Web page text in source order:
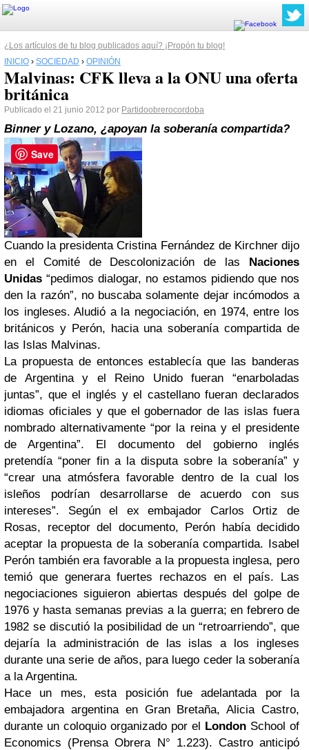
¿Los artículos de tu blog publicados aquí? ¡Propón tu blog!
INICIO › SOCIEDAD › OPINIÓN
Malvinas: CFK lleva a la ONU una oferta
británica
Publicado el 21 junio 2012 por Partidoobrerocordoba
Binner y Lozano, ¿apoyan la soberanía compartida?
Cuando la presidenta Cristina Fernández de Kirchner dijo
en el Comité de Descolonización de las Naciones
Unidas “pedimos dialogar, no estamos pidiendo que nos
den la razón”, no buscaba solamente dejar incómodos a
los ingleses. Aludió a la negociación, en 1974, entre los
británicos y Perón, hacia una soberanía compartida de
las Islas Malvinas.
La propuesta de entonces establecía que las banderas
de Argentina y el Reino Unido fueran “enarboladas
juntas”, que el inglés y el castellano fueran declarados
idiomas oficiales y que el gobernador de las islas fuera
nombrado alternativamente “por la reina y el presidente
de Argentina”. El documento del gobierno inglés
pretendía “poner fin a la disputa sobre la soberanía” y
“crear una atmósfera favorable dentro de la cual los
isleños podrían desarrollarse de acuerdo con sus
intereses”. Según el ex embajador Carlos Ortiz de
Rosas, receptor del documento, Perón había decidido
aceptar la propuesta de la soberanía compartida. Isabel
Perón también era favorable a la propuesta inglesa, pero
temió que generara fuertes rechazos en el país. Las
negociaciones siguieron abiertas después del golpe de
1976 y hasta semanas previas a la guerra; en febrero de
1982 se discutió la posibilidad de un “retroarriendo”, que
dejaría la administración de las islas a los ingleses
durante una serie de años, para luego ceder la soberanía
a la Argentina.
Hace un mes, esta posición fue adelantada por la
embajadora argentina en Gran Bretaña, Alicia Castro,
durante un coloquio organizado por el London School of
Economics (Prensa Obrera N° 1.223). Castro anticipó
Save